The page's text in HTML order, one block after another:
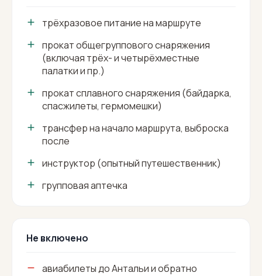
трёхразовое питание на маршруте
прокат общегруппового снаряжения
(включая трёх- и четырёхместные
палатки и пр.)
прокат сплавного снаряжения (байдарка,
спасжилеты, гермомешки)
трансфер на начало маршрута, выброска
после
инструктор (опытный путешественник)
групповая аптечка
Не включено
авиабилеты до Антальи и обратно